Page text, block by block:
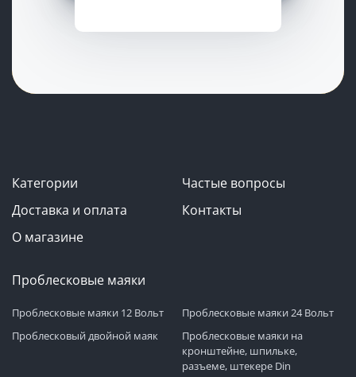
Категории
Частые вопросы
Доставка и оплата
Контакты
О магазине
Проблесковые маяки
Проблесковые маяки 12 Вольт
Проблесковые маяки 24 Вольт
Проблесковый двойной маяк
Проблесковые маяки на
кронштейне, шпильке,
разъеме, штекере Din